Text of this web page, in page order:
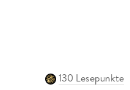
130 Lesepunkte